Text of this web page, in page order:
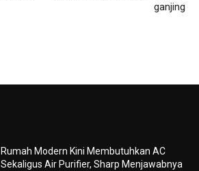
ganjing
Rumah Modern Kini Membutuhkan AC
Sekaligus Air Purifier, Sharp Menjawabnya